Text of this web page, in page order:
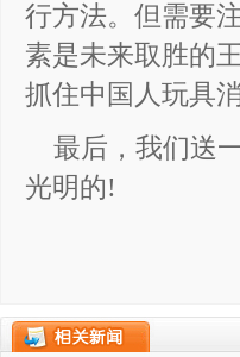
行方法。但需要
素是未来取胜的
抓住中国人玩具
最后，我们送
光明的!